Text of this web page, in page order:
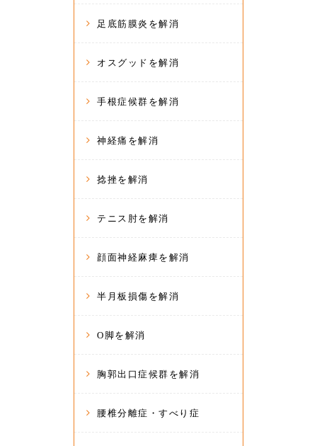
足底筋膜炎を解消
オスグッドを解消
手根症候群を解消
神経痛を解消
捻挫を解消
テニス肘を解消
顔面神経麻痺を解消
半月板損傷を解消
O脚を解消
胸郭出口症候群を解消
腰椎分離症・すべり症